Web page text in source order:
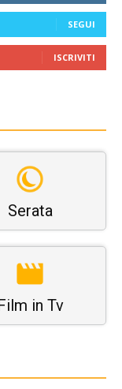
SEGUI
ISCRIVITI
Serata
in Tv